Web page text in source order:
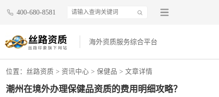
400-680-8581
海外资质服务综合平台
位置： 丝路资质 > 资讯中心 > 保健品 > 文章详情
潮州在境外办理保健品资质的费用明细攻略？